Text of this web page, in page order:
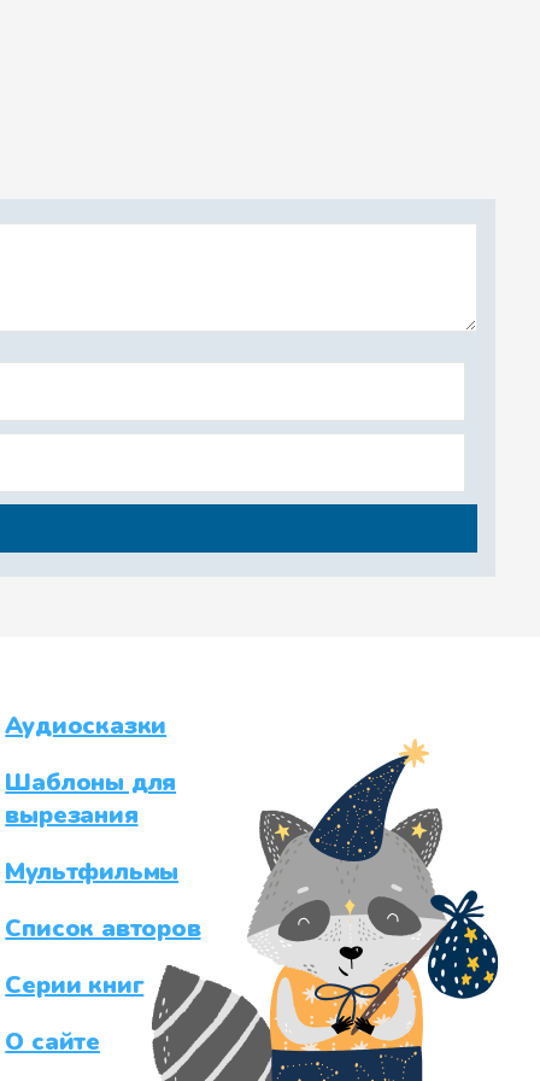
Аудиосказки
Шаблоны для
вырезания
Мультфильмы
Список авторов
Серии книг
О сайте